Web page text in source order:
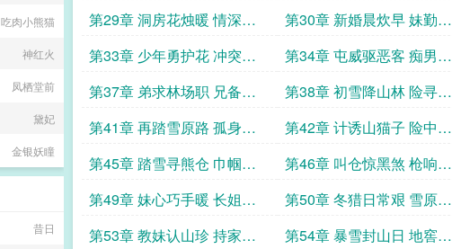
光彩
添喜
第29章 洞房花烛暖 情深意
更浓
第30章 新婚晨炊早 妹勤弟
意迟
第33章 少年勇护花 冲突骤
然起
第34章 屯威驱恶客 痴男埋
祸心
第37章 弟求林场职 兄备貂
皮礼
第38章 初雪降山林 险寻貂
踪迹
第41章 再踏雪原路 孤身觅
猞猁
第42章 计诱山猫子 险中求
富贵
第45章 踏雪寻熊仓 巾帼不
畏艰
第46章 叫仓惊黑煞 枪响定
乾坤
第49章 妹心巧手暖 长姐情
深重
第50章 冬猎日常艰 雪原谋
生计
第53章 教妹认山珍 持家渐
第54章 暴雪封山日 地窖储
吃肉小熊猫
神红火
凤栖堂前
黛妃
金银妖瞳
昔日